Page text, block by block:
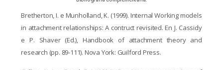
Bretherton, I. e Munholland, K. (1999). Internal Working models
in attachment relationships:A contruct revisited. En J. Cassidy
e P. Shaver (Ed.), Handbook of attachment theory and
research (pp. 89-111). Nova York: Guilford Press.